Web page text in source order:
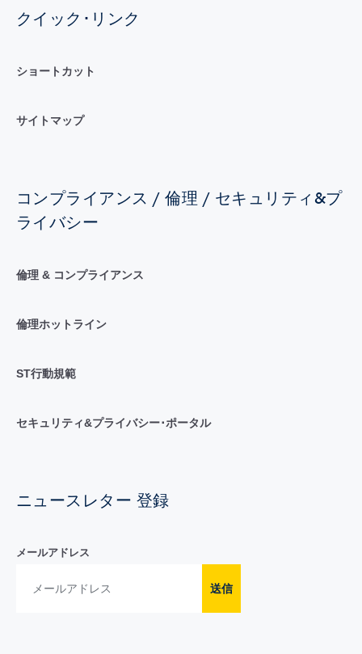
クイック･リンク
ショートカット
サイトマップ
コンプライアンス / 倫理 / セキュリティ&プ
ライバシー
倫理 & コンプライアンス
倫理ホットライン
ST行動規範
セキュリティ&プライバシー･ポータル
ニュースレター 登録
メールアドレス
送信